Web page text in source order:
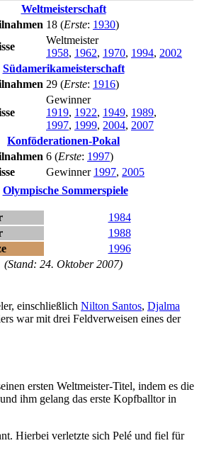
Weltmeisterschaft
18 (Erste: 1930)
Weltmeister
1958, 1962, 1970, 1994, 2002
Südamerikameisterschaft
29 (Erste: 1916)
Gewinner
1919, 1922, 1949, 1989,
1997, 1999, 2004, 2007
Konföderationen-Pokal
6 (Erste: 1997)
Gewinner 1997, 2005
Olympische Sommerspiele
1984
1988
1996
(Stand: 24. Oktober 2007)
einschließlich Nilton Santos, Djalma
war mit drei Feldverweisen eines der
ersten Weltmeister-Titel, indem es die
ihm gelang das erste Kopfballtor in
Hierbei verletzte sich Pelé und fiel für